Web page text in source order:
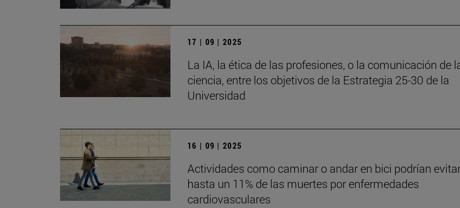
17 | 09 | 2025
La IA, la ética de las profesiones, o la comunicación de
ciencia, entre los objetivos de la Estrategia 25-30 de la
Universidad
16 | 09 | 2025
Actividades como caminar o andar en bici podrían
hasta un 11% de las muertes por enfermedades
cardiovasculares